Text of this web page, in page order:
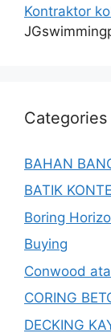
Kontraktor
Categories
BAHAN
BATIK
Boring
Buying
Conwood
CORING
DECKING